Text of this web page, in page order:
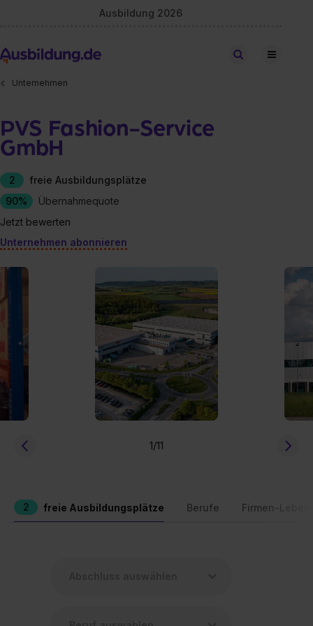
Ausbildung 2026
Stellen finden
Unternehmen
PVS Fashion-Service
GmbH
2
freie Ausbildungsplätze
90%
Übernahmequote
Jetzt bewerten
Unternehmen abonnieren
1/11
2 freie Ausbildungsplätze Berufe Firmen-